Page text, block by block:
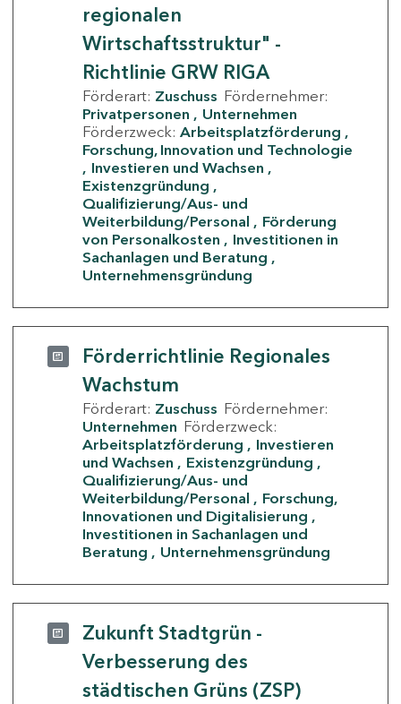
regionalen
Wirtschaftsstruktur" -
Richtlinie GRW RIGA
Förderart: Zuschuss Fördernehmer:
Privatpersonen
Unternehmen
Förderzweck: Arbeitsplatzförderung
Forschung, Innovation und Technologie
Investieren und Wachsen
Existenzgründung
Qualifizierung/Aus- und
Weiterbildung/Personal
Förderung
von Personalkosten
Investitionen in
Sachanlagen und Beratung
Unternehmensgründung
Förderrichtlinie Regionales
Wachstum
Förderart: Zuschuss Fördernehmer:
Unternehmen Förderzweck:
Arbeitsplatzförderung
Investieren
und Wachsen
Existenzgründung
Qualifizierung/Aus- und
Weiterbildung/Personal
Forschung,
Innovationen und Digitalisierung
Investitionen in Sachanlagen und
Beratung
Unternehmensgründung
Zukunft Stadtgrün -
Verbesserung des
städtischen Grüns (ZSP)